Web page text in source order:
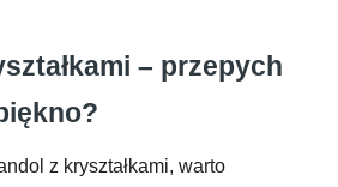
– przepych
z kryształkami, warto